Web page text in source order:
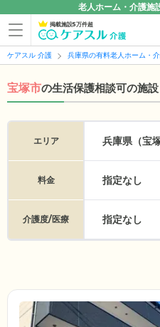
老人ホーム・介護施
掲載施設5万件超
ケアスル 介護 兵庫県の有料老人ホーム・
宝塚市の生活保護相談可の施設
エリア 兵庫県（宝
料金 指定なし
介護度/医療 指定なし